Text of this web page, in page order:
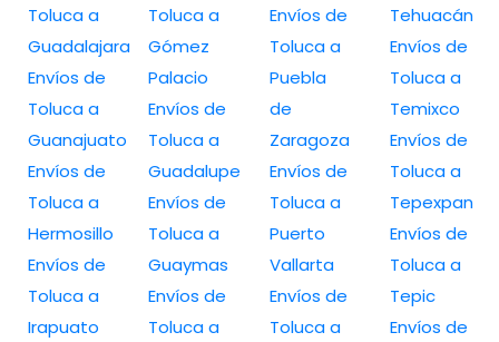
Toluca a
Guadalajara
Envíos de
Toluca a
Guanajuato
Envíos de
Toluca a
Hermosillo
Envíos de
Toluca a
Irapuato
Toluca a
Gómez
Palacio
Envíos de
Toluca a
Guadalupe
Envíos de
Toluca a
Guaymas
Envíos de
Toluca a
Envíos de
Toluca a
Puebla
de
Zaragoza
Envíos de
Toluca a
Puerto
Vallarta
Envíos de
Toluca a
Tehuacán
Envíos de
Toluca a
Temixco
Envíos de
Toluca a
Tepexpan
Envíos de
Toluca a
Tepic
Envíos de